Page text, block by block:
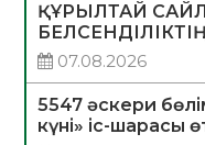
ҚҰРЫЛТАЙ
БЕЛСЕНДІЛІКТІҢ
07.08.2026
5547 әскери
күні» іс-шарасы